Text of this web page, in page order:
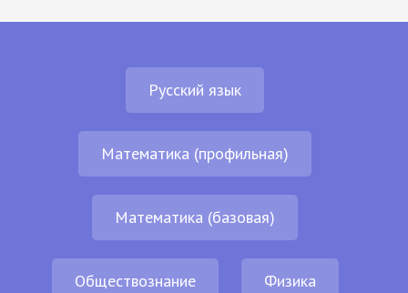
Русский язык
Математика (профильная)
Математика (базовая)
Обществознание Физика